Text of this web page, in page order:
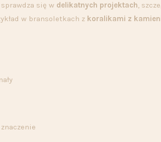
się w delikatnych projektach,
w bransoletkach z koralikami z